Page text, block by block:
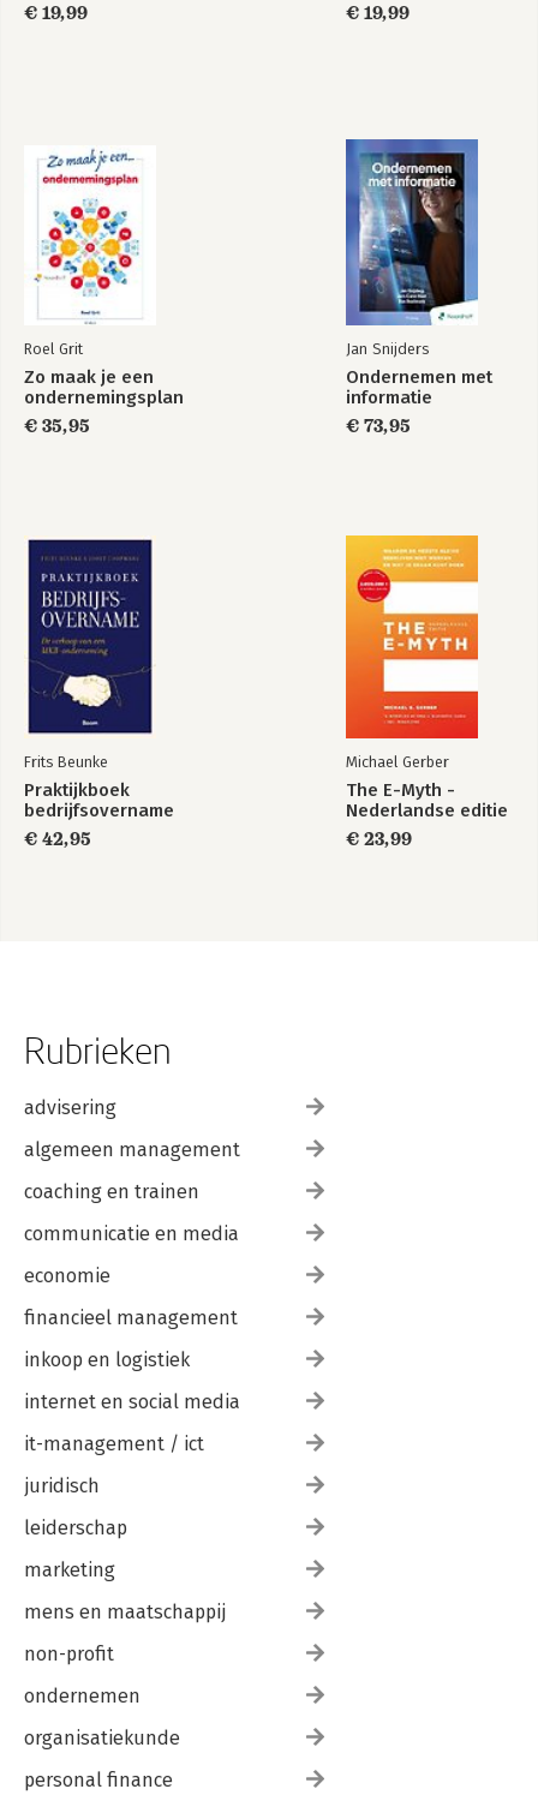
€ 19,99 € 19,99
Roel Grit
Zo maak je een
ondernemingsplan
€ 35,95
Jan Snijders
Ondernemen met
informatie
€ 73,95
Frits Beunke
Praktijkboek
bedrijfsovername
€ 42,95
Michael Gerber
The E-Myth -
Nederlandse editie
€ 23,99
Rubrieken
advisering
algemeen management
coaching en trainen
communicatie en media
economie
financieel management
inkoop en logistiek
internet en social media
it-management / ict
juridisch
leiderschap
marketing
mens en maatschappij
non-profit
ondernemen
organisatiekunde
personal finance